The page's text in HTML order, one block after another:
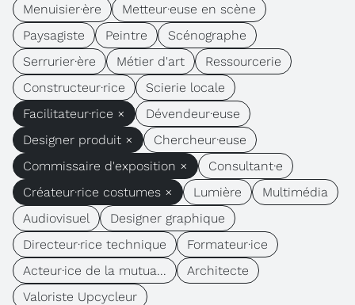
Menuisier·ère
Metteur·euse en scène
Paysagiste
Peintre
Scénographe
Serrurier·ère
Métier d'art
Ressourcerie
Constructeur·rice
Scierie locale
Facilitateur·rice ×
Dévendeur·euse
Designer produit ×
Chercheur·euse
Commissaire d'exposition ×
Consultant·e
Créateur·rice costumes ×
Lumière
Multimédia
Audiovisuel
Designer graphique
Directeur·rice technique
Formateur·ice
Acteur·ice de la mutua...
Architecte
Valoriste Upcycleur